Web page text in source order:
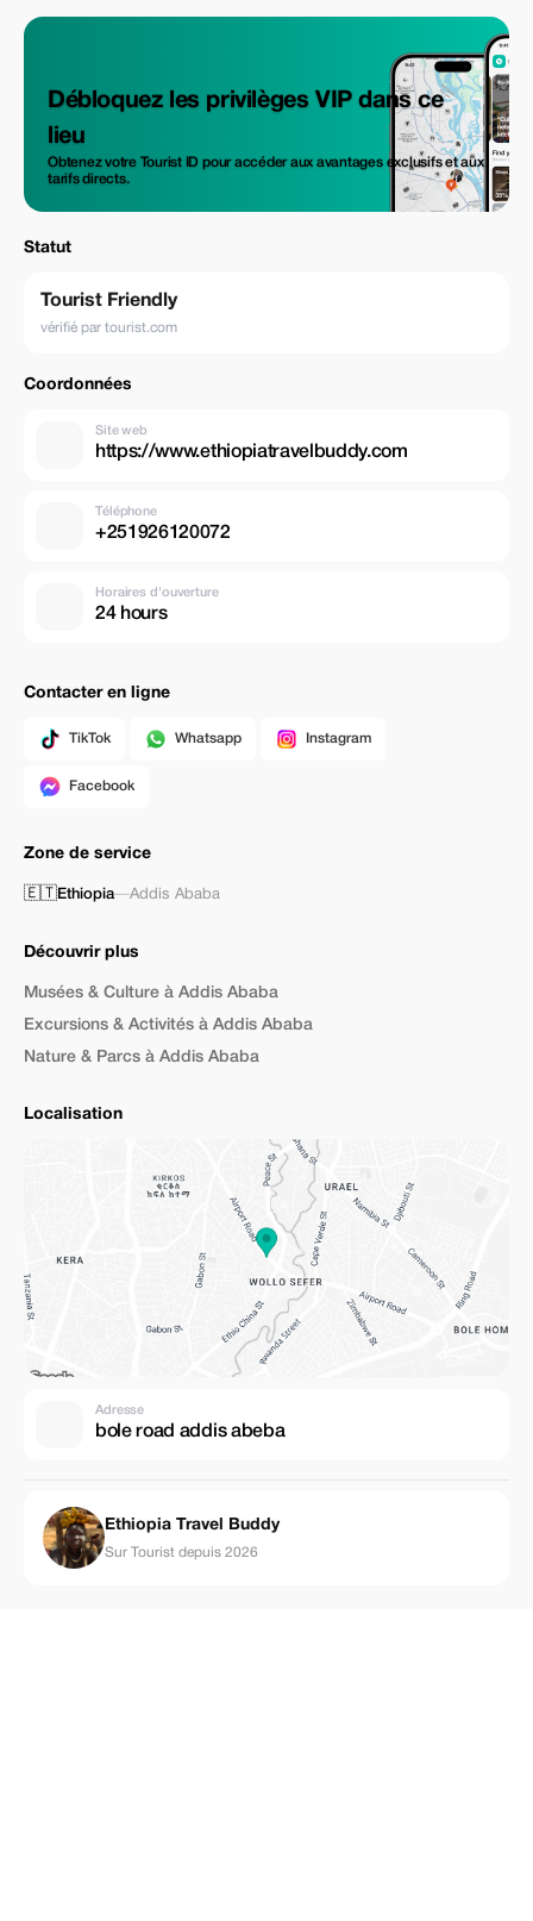
Débloquez les privilèges VIP dans ce
lieu
Obtenez votre Tourist ID pour accéder aux avantages exclusifs et aux
tarifs directs.
Statut
Tourist Friendly
vérifié par tourist.com
Coordonnées
Site web
https://www.ethiopiatravelbuddy.com
Téléphone
+251926120072
Horaires d'ouverture
24 hours
Contacter en ligne
TikTok Whatsapp Instagram
Facebook
Zone de service
🇪🇹Ethiopia—Addis Ababa
Découvrir plus
Musées & Culture à Addis Ababa
Excursions & Activités à Addis Ababa
Nature & Parcs à Addis Ababa
Localisation
Adresse
bole road addis abeba
Ethiopia Travel Buddy
Sur Tourist depuis 2026